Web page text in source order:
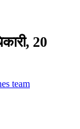
20
team